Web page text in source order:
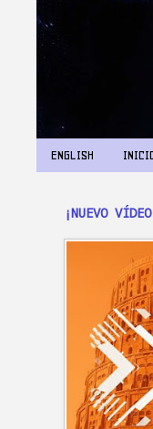
ENGLISH
¡NUEVO